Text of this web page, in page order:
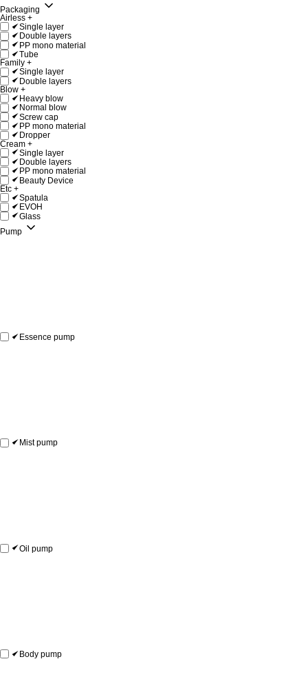
Packaging
Airless +
Single layer
Double layers
PP mono material
Tube
Family +
Single layer
Double layers
Blow +
Heavy blow
Normal blow
Screw cap
PP mono material
Dropper
Cream +
Single layer
Double layers
PP mono material
Beauty Device
Etc +
Spatula
EVOH
Glass
Pump
Essence pump
Mist pump
Oil pump
Body pump